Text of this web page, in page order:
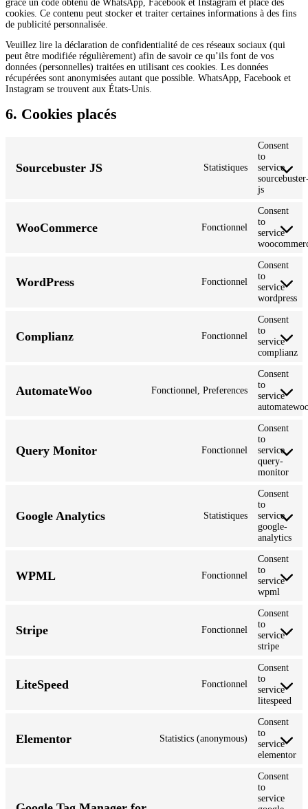
grâce un code obtenu de WhatsApp, Facebook et Instagram et place des
cookies. Ce contenu peut stocker et traiter certaines informations à des fins
de publicité personnalisée.
Veuillez lire la déclaration de confidentialité de ces réseaux sociaux (qui
peut être modifiée régulièrement) afin de savoir ce qu’ils font de vos
données (personnelles) traitées en utilisant ces cookies. Les données
récupérées sont anonymisées autant que possible. WhatsApp, Facebook et
Instagram se trouvent aux États-Unis.
6. Cookies placés
Sourcebuster JS Statistiques
Consent
to
service
js
WooCommerce Fonctionnel
Consent
to
service
WordPress Fonctionnel
Consent
to
service
wordpress
Complianz Fonctionnel
Consent
to
service
complianz
AutomateWoo Fonctionnel, Preferences
Consent
to
service
Query Monitor Fonctionnel
Consent
to
service
query-
monitor
Google Analytics Statistiques
Consent
to
service
google-
analytics
WPML Fonctionnel
Consent
to
service
wpml
Stripe Fonctionnel
Consent
to
service
stripe
LiteSpeed Fonctionnel
Consent
to
service
litespeed
Elementor Statistics (anonymous)
Consent
to
service
elementor
Consent
to
service